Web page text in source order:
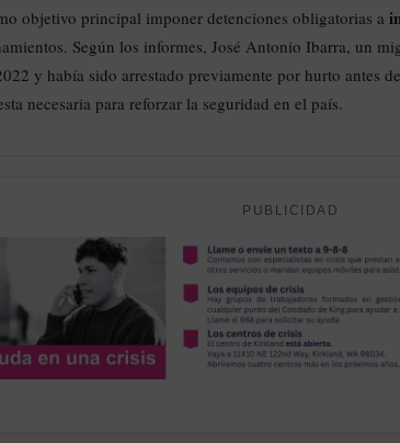
objetivo principal imponer detenciones obligatorias a
Según los informes, José Antonio Ibarra, un
y había sido arrestado previamente por hurto antes
necesaria para reforzar la seguridad en el país.
PUBLICIDAD